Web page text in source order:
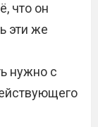
что он
эти же
нужно с